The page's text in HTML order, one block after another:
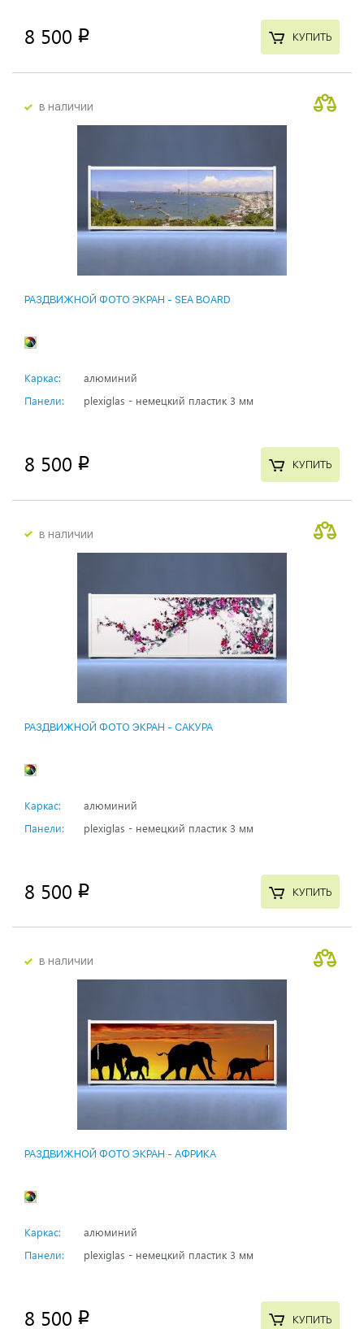
8 500 p КУПИТЬ
в наличии
РАЗДВИЖНОЙ ФОТО ЭКРАН - SEA BOARD
Каркас:
алюминий
Панели:
plexiglas - немецкий пластик 3 мм
8 500 p КУПИТЬ
в наличии
РАЗДВИЖНОЙ ФОТО ЭКРАН - САКУРА
Каркас:
алюминий
Панели:
plexiglas - немецкий пластик 3 мм
8 500 p КУПИТЬ
в наличии
РАЗДВИЖНОЙ ФОТО ЭКРАН - АФРИКА
Каркас:
алюминий
Панели:
plexiglas - немецкий пластик 3 мм
8 500 p КУПИТЬ